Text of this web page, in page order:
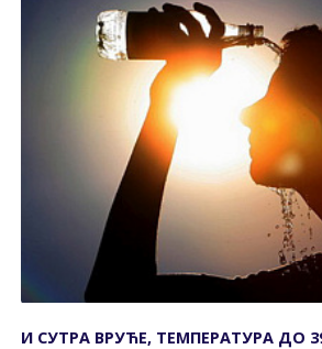
И СУТРА ВРУЋЕ, ТЕМПЕРАТУРА ДО